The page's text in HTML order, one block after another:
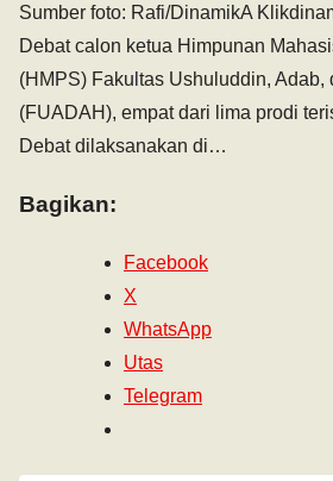
Sumber foto: Rafi/DinamikA
Debat calon ketua Himpunan
(HMPS) Fakultas Ushuluddin, Adab,
(FUADAH), empat dari lima prodi
Debat dilaksanakan di…
Bagikan:
Facebook
X
WhatsApp
Utas
Telegram